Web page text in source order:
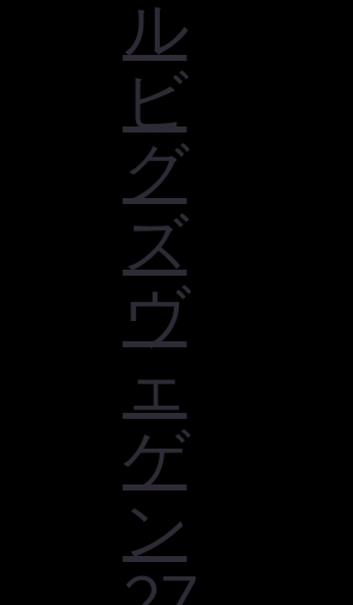
ル
ビ
グ
ズ
ヴ
ェ
ゲ
ン